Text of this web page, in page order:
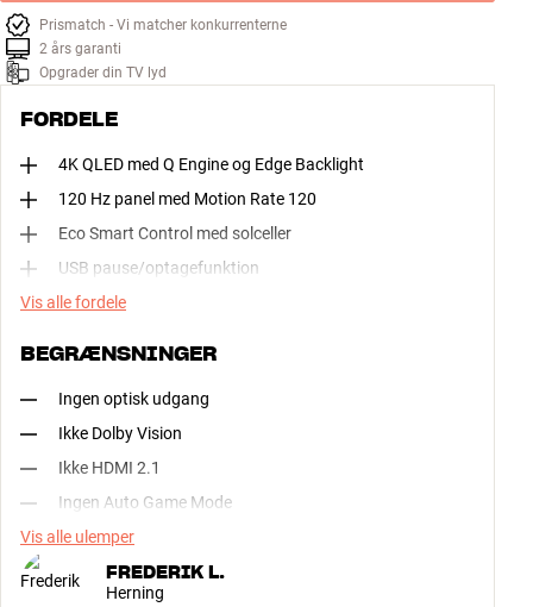
Prismatch - Vi matcher konkurrenterne
2 års garanti
Opgrader din TV lyd
FORDELE
4K QLED med Q Engine og Edge Backlight
120 Hz panel med Motion Rate 120
Eco Smart Control med solceller
USB pause/optagefunktion
Vis alle fordele
BEGRÆNSNINGER
Ingen optisk udgang
Ikke Dolby Vision
Ikke HDMI 2.1
Ingen Auto Game Mode
Vis alle ulemper
FREDERIK L.
Herning